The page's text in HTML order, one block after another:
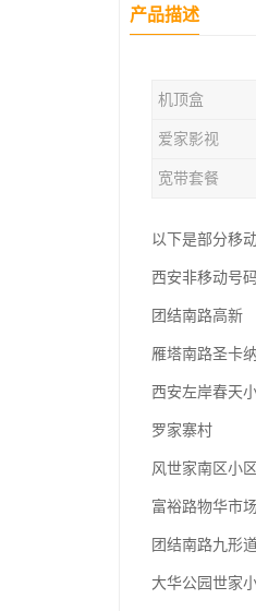
产品描述
机顶盒
爱家影视
宽带套餐
以下是部分移
西安非移动号
团结南路高新
雁塔南路圣卡纳
西安左岸春天
罗家寨村
风世家南区小区
富裕路物华市场
团结南路九形
大华公园世家